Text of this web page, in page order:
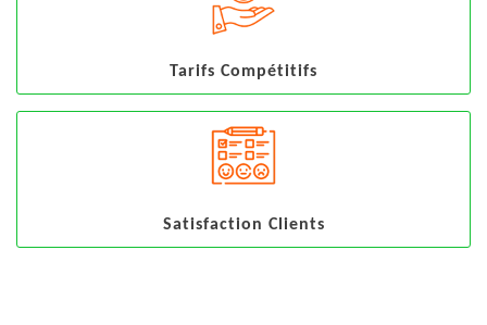
Tarifs Compétitifs
Satisfaction Clients